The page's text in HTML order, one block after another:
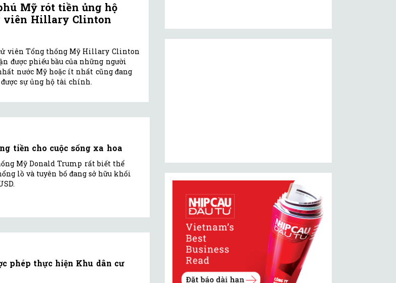
Mỹ rót tiền ủng hộ
viên Hillary Clinton
viên Tổng thống Mỹ Hillary Clinton
được phiếu bầu của những người
nước Mỹ hoặc ít nhất cũng đang
sự ủng hộ tài chính.
tiền cho cuộc sống xa hoa
Mỹ Donald Trump rất biết thể
lồ và tuyên bố đang sở hữu khối
phép thực hiện Khu dân cư